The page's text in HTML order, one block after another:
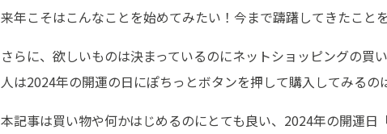
来年こそはこんなことを始めてみたい！今まで躊躇してきたこと
さらに、欲しいものは決まっているのにネットショッピングの
人は2024年の開運の日にぽちっとボタンを押して購入してみるの
本記事は買い物や何かはじめるのにとても良い、2024年の開運日